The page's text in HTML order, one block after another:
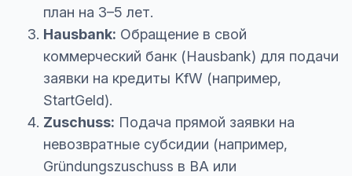
план на 3–5 лет.
Hausbank: Обращение в свой
коммерческий банк (Hausbank) для подачи
заявки на кредиты KfW (например,
StartGeld).
Zuschuss: Подача прямой заявки на
невозвратные субсидии (например,
Gründungszuschuss в BA или